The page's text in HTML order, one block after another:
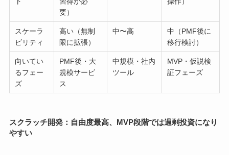
要）
スケーラ
ビリティ
高い（無制
限に拡張）
中〜高
中（PMF後に
移行検討）
向いてい
るフェー
ズ
PMF後・大
規模サービ
ス
中規模・社内
ツール
MVP・仮説検
証フェーズ
スクラッチ開発：自由度最高、MVP段階では過剰投資になり
やすい